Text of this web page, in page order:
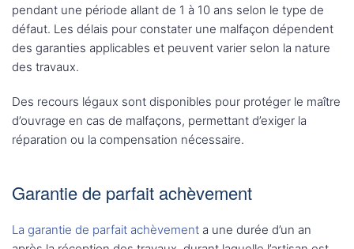
pendant une période allant de 1 à 10 ans selon le type de
défaut. Les délais pour constater une malfaçon dépendent
des garanties applicables et peuvent varier selon la nature
des travaux.
Des recours légaux sont disponibles pour protéger le maître
d’ouvrage en cas de malfaçons, permettant d’exiger la
réparation ou la compensation nécessaire.
Garantie de parfait achèvement
La garantie de parfait achèvement a une durée d’un an